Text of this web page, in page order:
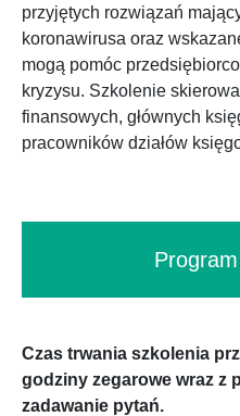
przyjętych rozwiązań
koronawirusa oraz
mogą pomóc
kryzysu. Szkolenie
finansowych, głównych
pracowników działów
Czas trwania szkolenia
godziny zegarowe wraz z
zadawanie pytań.